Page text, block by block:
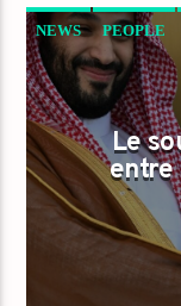
NEWS PEOPLE
Le
entre